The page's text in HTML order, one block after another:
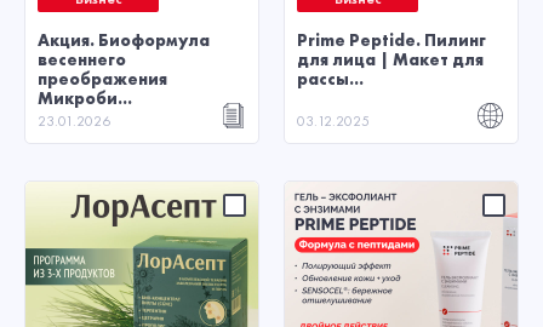
Акция. Биоформула
весеннего
преображения
Микроби...
23.01.2026
Prime Peptide. Пилинг
для лица | Макет для
рассы...
03.12.2025